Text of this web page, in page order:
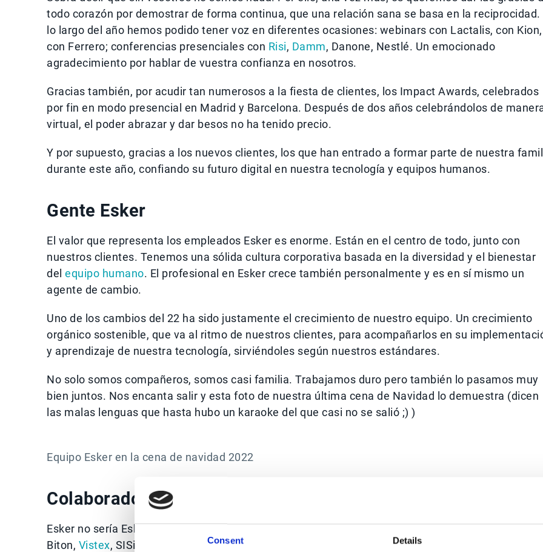
Consent Details
todo corazón por demostrar de forma continua, que una relación sana se basa en la reciprocidad.
lo largo del año hemos podido tener voz en diferentes ocasiones: webinars con Lactalis, con Kion,
con Ferrero; conferencias presenciales con Risi, Damm, Danone, Nestlé. Un emocionado
agradecimiento por hablar de vuestra confianza en nosotros.
Gracias también, por acudir tan numerosos a la fiesta de clientes, los Impact Awards, celebrados
por fin en modo presencial en Madrid y Barcelona. Después de dos años celebrándolos de
virtual, el poder abrazar y dar besos no ha tenido precio.
Y por supuesto, gracias a los nuevos clientes, los que han entrado a formar parte de nuestra
durante este año, confiando su futuro digital en nuestra tecnología y equipos humanos.
Gente Esker
El valor que representa los empleados Esker es enorme. Están en el centro de todo, junto con
nuestros clientes. Tenemos una sólida cultura corporativa basada en la diversidad y el bienestar
del equipo humano. El profesional en Esker crece también personalmente y es en sí mismo un
agente de cambio.
Uno de los cambios del 22 ha sido justamente el crecimiento de nuestro equipo. Un crecimiento
orgánico sostenible, que va al ritmo de nuestros clientes, para acompañarlos en su
y aprendizaje de nuestra tecnología, sirviéndoles según nuestros estándares.
No solo somos compañeros, somos casi familia. Trabajamos duro pero también lo pasamos muy
bien juntos. Nos encanta salir y esta foto de nuestra última cena de Navidad lo demuestra (dicen
las malas lenguas que hasta hubo un karaoke del que casi no se salió ;) )
Equipo Esker en la cena de navidad 2022
Colaboradores Esker
Esker no sería Esker sin su extensión enpartnersy colaboradores. Nombrando algunos, tenemos
Biton, Vistex, SISid, Request, Entelgy, que nos ayudan a implementar los proyectos en clientes, a